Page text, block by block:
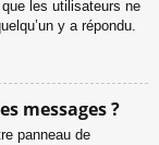
les utilisateurs ne
y a répondu.
messages ?
panneau de